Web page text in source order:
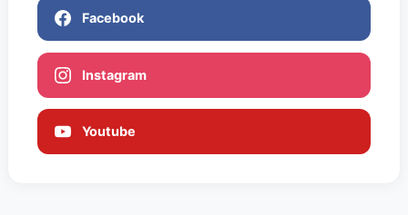
Facebook
Instagram
Youtube